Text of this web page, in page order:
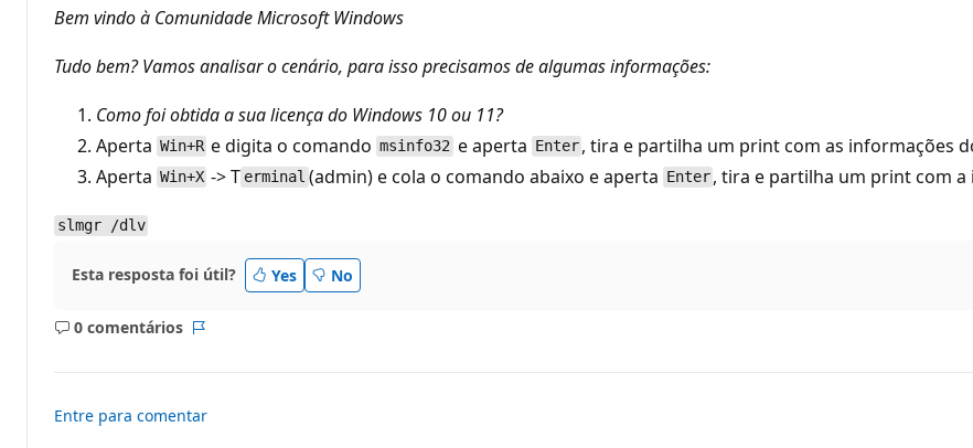
e
r
p
u
a
ç
ã
Bem vindo à Comunidade Microsoft Windows
Tudo bem? Vamos analisar o cenário, para isso precisamos de algumas informações:
Como foi obtida a sua licença do Windows 10 ou 11?
Aperta Win+R e digita o comando msinfo32 e aperta Enter , tira e partilha um print com as informações
Aperta Win+X -> T erminal (admin) e cola o comando abaixo e aperta Enter , tira e partilha um print com
slmgr /dlv
Esta resposta foi útil? Yes No
0 comentários
Sem
Entre para comentar